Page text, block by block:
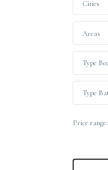
Cities
Areas
Price range: